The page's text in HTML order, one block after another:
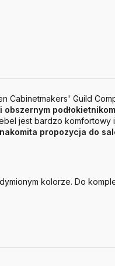
Cabinetmakers' Guild
jest bardzo komfortowy i
propozycja do
kolorze. Do